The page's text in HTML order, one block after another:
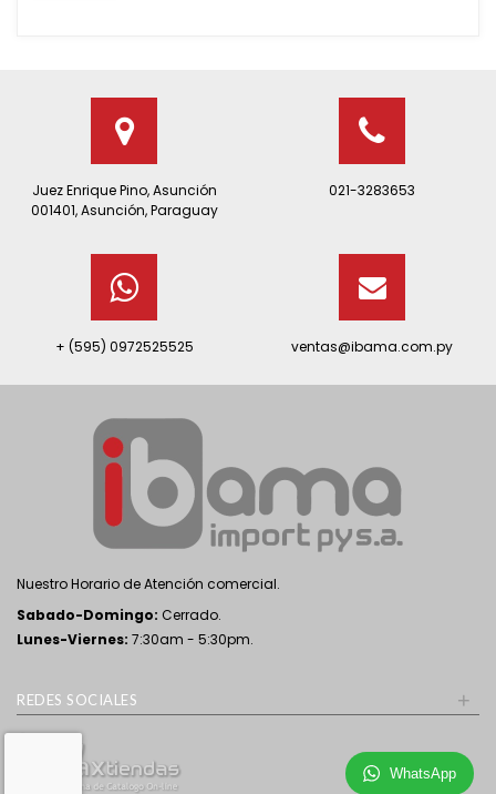
Juez Enrique Pino, Asunción
001401, Asunción, Paraguay
021-3283653
+ (595) 0972525525 ventas@ibama.com.py
Nuestro Horario de Atención comercial.
Sabado-Domingo: Cerrado.
Lunes-Viernes: 7:30am - 5:30pm.
REDES SOCIALES +
WhatsApp